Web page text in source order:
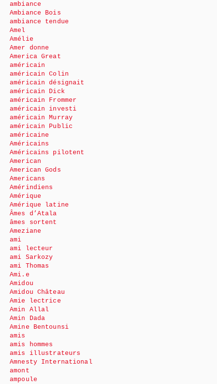
ambiance
Ambiance Bois
ambiance tendue
Amel
Amélie
Amer donne
America Great
américain
américain Colin
américain désignait
américain Dick
américain Frommer
américain investi
américain Murray
américain Public
américaine
Américains
Américains pilotent
American
American Gods
Americans
Amérindiens
Amérique
Amérique latine
Âmes d’Atala
âmes sortent
Ameziane
ami
ami lecteur
ami Sarkozy
ami Thomas
Ami.e
Amidou
Amidou Château
Amie lectrice
Amin Allal
Amin Dada
Amine Bentounsi
amis
amis hommes
amis illustrateurs
Amnesty International
amont
ampoule